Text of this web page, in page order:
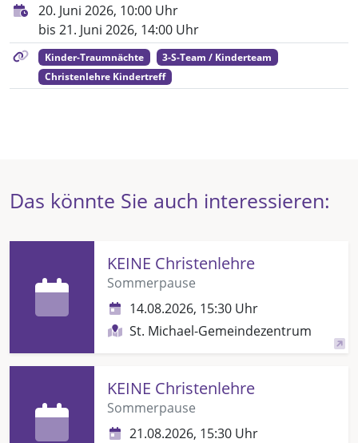
20. Juni 2026, 10:00 Uhr
bis 21. Juni 2026, 14:00 Uhr
Kinder-Traumnächte
3-S-Team / Kinderteam
Christenlehre Kindertreff
Das könnte Sie auch interessieren:
KEINE Christenlehre
Sommerpause
14.08.2026, 15:30 Uhr
St. Michael-Gemeindezentrum
KEINE Christenlehre
Sommerpause
21.08.2026, 15:30 Uhr